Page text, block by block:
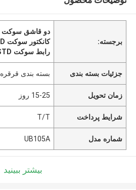
برجسته:
دو قاشق سوکت STD
کانکتور سوکت USB3.1 STD
رابط سوکت RoHS USB3.1 STD
جزئیات بسته بندی بسته بندی قرقره
زمان تحویل 15-25 روز
شرایط پرداخت T/T
شماره مدل UB105A
بیشتر ببینید